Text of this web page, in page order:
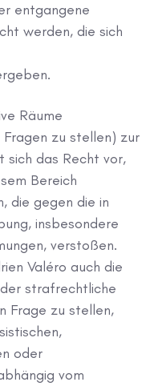
entgangene
werden, die sich
Räume
zu stellen) zur
sich das Recht vor,
Bereich
die gegen die in
insbesondere
verstoßen.
Valéro auch die
strafrechtliche
Frage zu stellen,
oder
vom